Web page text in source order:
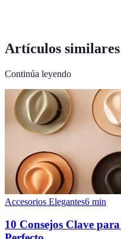
Artículos similares
Continúa leyendo
Accesorios Elegantes6 min
10 Consejos Clave